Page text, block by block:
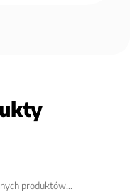
produktów...